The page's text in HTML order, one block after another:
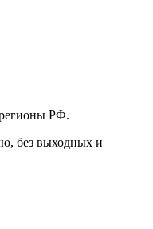
РФ.
без выходных и